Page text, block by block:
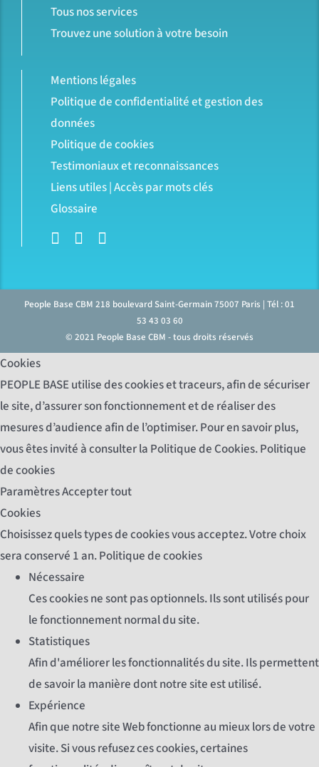
Tous nos services
Trouvez une solution à votre besoin
Mentions légales
Politique de confidentialité et gestion des
données
Politique de cookies
Testimoniaux et reconnaissances
Liens utiles | Accès par mots clés
Glossaire
People Base CBM 218 boulevard Saint-Germain75007 Paris | Tél :01
53 43 03 60
© 2021 People Base CBM - tous droits réservés
Cookies
PEOPLE BASE utilise des cookies et traceurs, afin de sécuriser
le site, d’assurer son fonctionnement et de réaliser des
mesures d’audience afin de l’optimiser. Pour en savoir plus,
vous êtes invité à consulter la Politique de Cookies.Politique
de cookies
ParamètresAccepter tout
Cookies
Choisissez quels types de cookies vous acceptez. Votre choix
sera conservé 1 an.Politique de cookies
Nécessaire
Ces cookies ne sont pas optionnels. Ils sont utilisés pour
le fonctionnement normal du site.
Statistiques
Afin d'améliorer les fonctionnalités du site. Ils permettent
de savoir la manière dont notre site est utilisé.
Expérience
Afin que notre site Web fonctionne au mieux lors de votre
visite. Si vous refusez ces cookies, certaines